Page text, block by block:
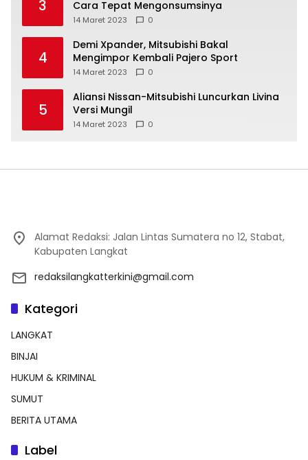
3
Cara Tepat Mengonsumsinya
14 Maret 2023 0
4
Demi Xpander, Mitsubishi Bakal
Mengimpor Kembali Pajero Sport
14 Maret 2023 0
5
Aliansi Nissan-Mitsubishi Luncurkan Livina
Versi Mungil
14 Maret 2023 0
Alamat Redaksi: Jalan Lintas Sumatera no 12, Stabat,
Kabupaten Langkat
redaksilangkatterkini@gmail.com
Kategori
LANGKAT
BINJAI
HUKUM & KRIMINAL
SUMUT
BERITA UTAMA
Label